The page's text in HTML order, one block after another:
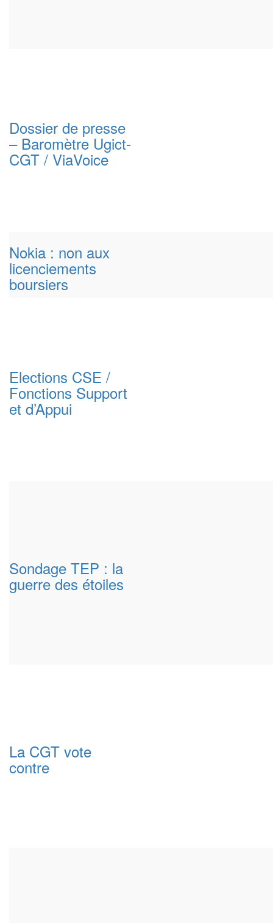
Dossier de presse
– Baromètre Ugict-
CGT / ViaVoice
Nokia : non aux
licenciements
boursiers
Elections CSE /
Fonctions Support
et d’Appui
Sondage TEP : la
guerre des étoiles
La CGT vote
contre